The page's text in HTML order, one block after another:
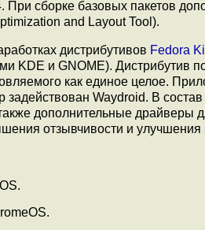
При сборке базовых пакетов
and Layout Tool).
дистрибутивов Fedora
KDE и GNOME). Дистрибутив
как единое целое.
Waydroid. В
дополнительные драйверы
отзывчивости и